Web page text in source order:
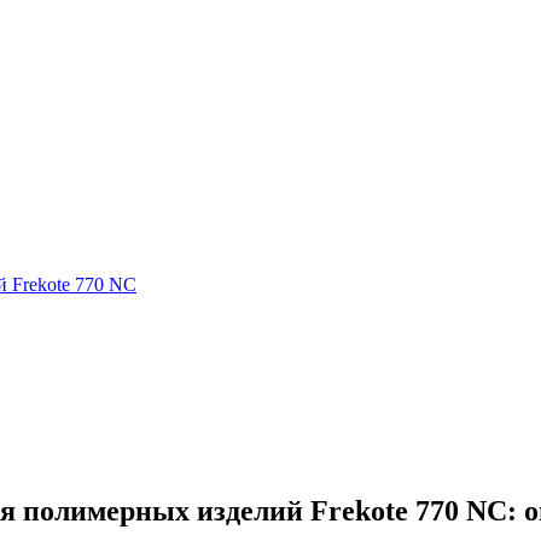
полимерных изделий Frekote 770 NC: